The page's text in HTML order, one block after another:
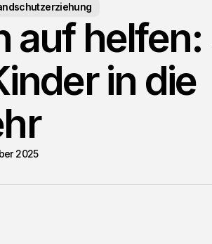
auf helfen:
in die
2025